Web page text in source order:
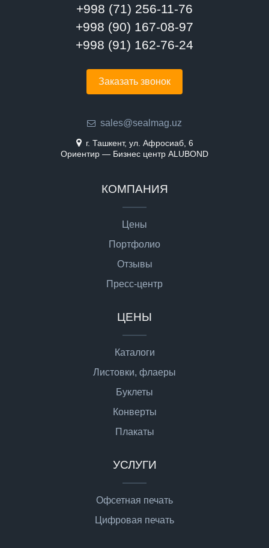
+998 (71) 256-11-76
+998 (90) 167-08-97
+998 (91) 162-76-24
Заказать звонок
sales@sealmag.uz
г. Ташкент, ул. Афросиаб, 6
Ориентир — Бизнес центр ALUBOND
КОМПАНИЯ
Цены
Портфолио
Отзывы
Пресс-центр
ЦЕНЫ
Каталоги
Листовки, флаеры
Буклеты
Конверты
Плакаты
УСЛУГИ
Офсетная печать
Цифровая печать